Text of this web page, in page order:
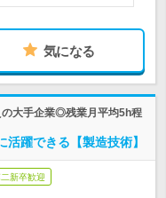
気になる
大手企業◎残業月平均5h程
躍できる【製造技術】
新卒歓迎